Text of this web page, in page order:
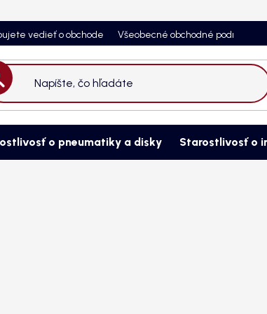
vedieť o obchode Všeobecné obchodné podmienky
o pneumatiky a disky Starostlivosť o